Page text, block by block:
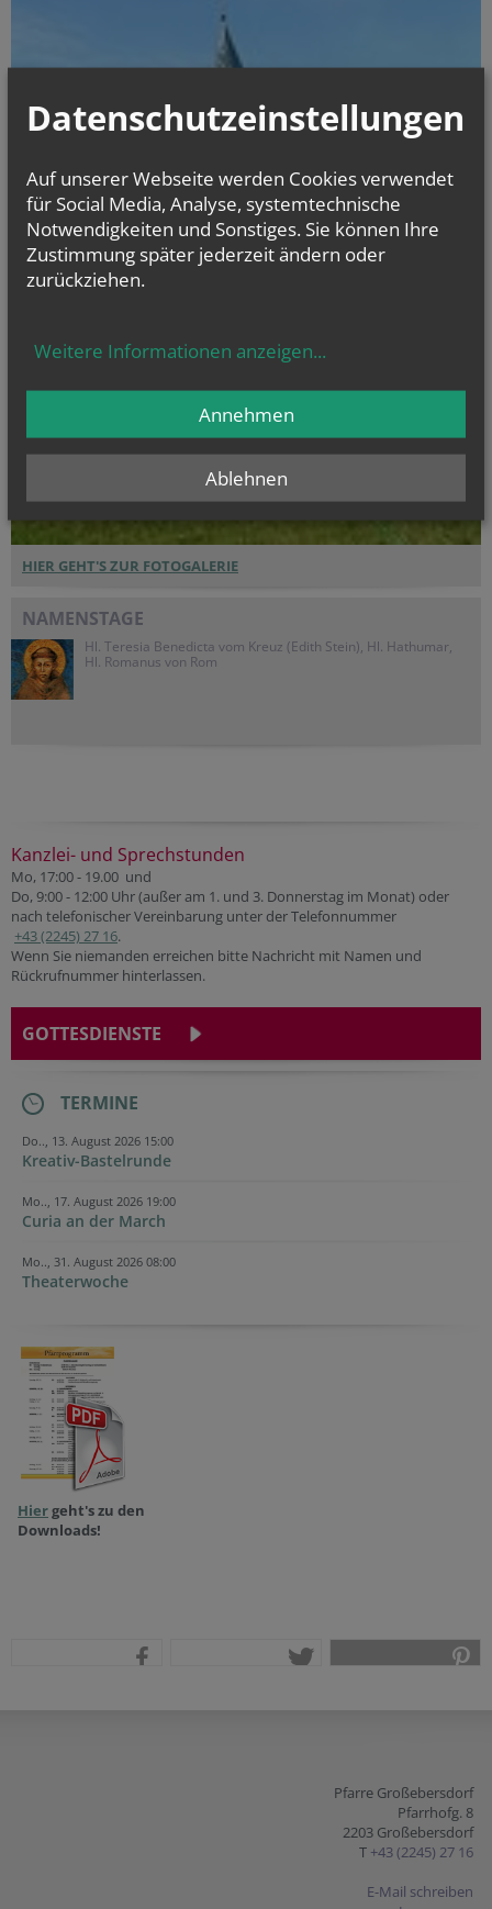
HIER GEHT'S ZUR FOTOGALERIE
NAMENSTAGE
Hl. Teresia Benedicta vom Kreuz (Edith Stein), Hl. Hathumar,
Hl. Romanus von Rom
Kanzlei- und Sprechstunden
Mo, 17:00 - 19.00 und
Do, 9:00 - 12:00 Uhr (außer am 1. und 3. Donnerstag im Monat) oder
nach telefonischer Vereinbarung unter der Telefonnummer
+43 (2245) 27 16.
Wenn Sie niemanden erreichen bitte Nachricht mit Namen und
Rückrufnummer hinterlassen.
GOTTESDIENSTE
TERMINE
Do.., 13. August 2026 15:00
Kreativ-Bastelrunde
Mo.., 17. August 2026 19:00
Curia an der March
Mo.., 31. August 2026 08:00
Theaterwoche
Hiergeht's zu den
Downloads!
Pfarre Großebersdorf
Pfarrhofg. 8
2203 Großebersdorf
T +43 (2245) 27 16
E-Mail schreiben
Datenschutzeinstellungen
Auf unserer Webseite werden Cookies verwendet
für Social Media, Analyse, systemtechnische
Notwendigkeiten und Sonstiges. Sie können Ihre
Zustimmung später jederzeit ändern oder
zurückziehen.
Weitere Informationen anzeigen...
Ablehnen
Annehmen